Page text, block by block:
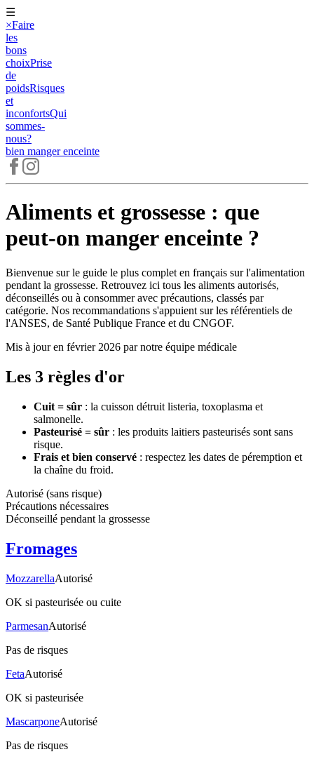
☰
×Faire
les
bons
choixPrise
de
poidsRisques
et
inconfortsQui
sommes-
nous?
bien manger enceinte
Aliments et grossesse : que
peut-on manger enceinte ?
Bienvenue sur le guide le plus complet en français sur l'alimentation
pendant la grossesse. Retrouvez ici tous les aliments autorisés,
déconseillés ou à consommer avec précautions, classés par
catégorie. Nos recommandations s'appuient sur les référentiels de
l'ANSES, de Santé Publique France et du CNGOF.
Mis à jour en février 2026 par notre équipe médicale
Les 3 règles d'or
Cuit = sûr : la cuisson détruit listeria, toxoplasma et
salmonelle.
Pasteurisé = sûr : les produits laitiers pasteurisés sont sans
risque.
Frais et bien conservé : respectez les dates de péremption et
la chaîne du froid.
Autorisé (sans risque)
Précautions nécessaires
Déconseillé pendant la grossesse
Fromages
MozzarellaAutorisé
OK si pasteurisée ou cuite
ParmesanAutorisé
Pas de risques
FetaAutorisé
OK si pasteurisée
MascarponeAutorisé
Pas de risques